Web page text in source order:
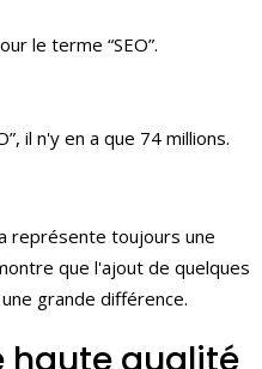
le terme “SEO”.
il n'y en a que 74 millions.
représente toujours une
que l'ajout de quelques
grande différence.